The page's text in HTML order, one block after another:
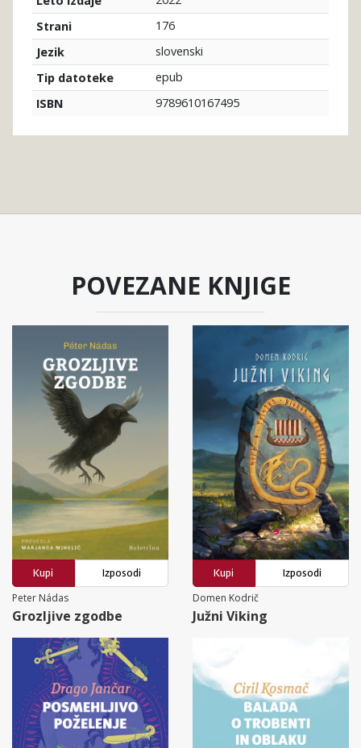
Strani
176
Jezik
slovenski
Tip datoteke
epub
ISBN
9789610167495
POVEZANE KNJIGE
Kupi
Izposodi
Peter Nádas
Grozljive zgodbe
Kupi
Izposodi
Domen Kodrič
Južni Viking